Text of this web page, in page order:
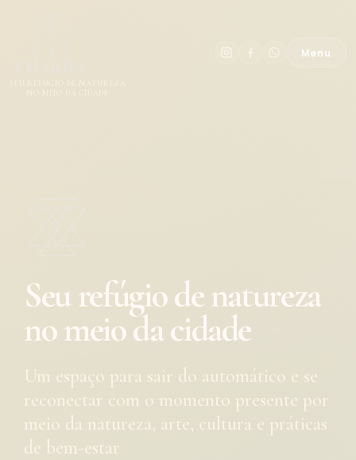
SEU REFÚGIO DE NATUREZA
NO MEIO DA CIDADE
Menu
Seu refúgio de natureza
no meio da cidade
Um espaço para sair do automático e se
reconectar com o momento presente por
meio da natureza, arte, cultura e práticas
de bem-estar